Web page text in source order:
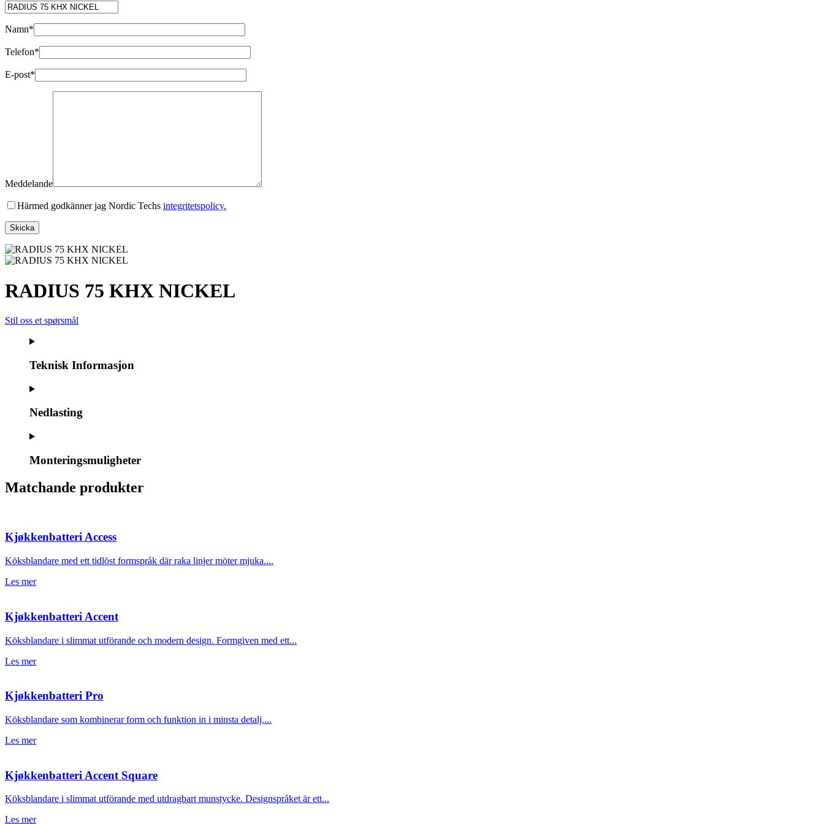
Namn*
Telefon*
E-post*
Meddelande
Härmed godkänner jag Nordic Techs integritetspolicy.
RADIUS 75 KHX NICKEL
Stil oss et spørsmål
Teknisk Informasjon
Nedlasting
Monteringsmuligheter
Matchande produkter
Kjøkkenbatteri Access
Köksblandare med ett tidlöst formspråk där raka linjer möter mjuka....
Les mer
Kjøkkenbatteri Accent
Köksblandare i slimmat utförande och modern design. Formgiven med ett...
Les mer
Kjøkkenbatteri Pro
Köksblandare som kombinerar form och funktion in i minsta detalj....
Les mer
Kjøkkenbatteri Accent Square
Köksblandare i slimmat utförande med utdragbart munstycke. Designspråket är ett...
Les mer